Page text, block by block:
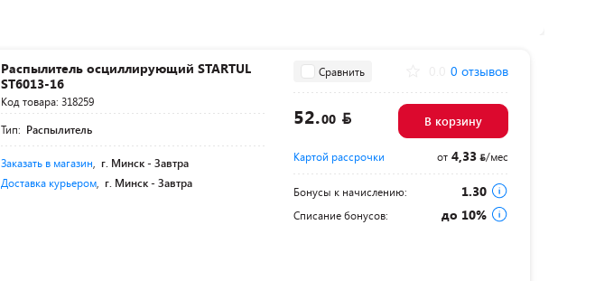
Распылитель осциллирующий STARTUL
ST6013-16
Код товара: 318259
Тип: Распылитель
Заказать в магазин, г. Минск -Завтра
Доставка курьером, г. Минск -Завтра
Сравнить 0 отзывов
52.00 В корзину
Картой рассрочки от4,33 /мес
Бонусы к начислению: 1.30
Списание бонусов: до 10%